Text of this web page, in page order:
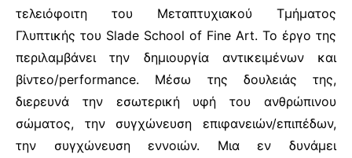
τελειόφοιτη του Μεταπτυχιακού Τμήματος
Γλυπτικής του Slade School of Fine Art. Το έργο της
περιλαμβάνει την δημιουργία αντικειμένων και
βίντεο/performance. Μέσω της δουλειάς της,
διερευνά την εσωτερική υφή του ανθρώπινου
σώματος, την συγχώνευση επιφανειών/επιπέδων,
την συγχώνευση εννοιών. Μια εν δυνάμει